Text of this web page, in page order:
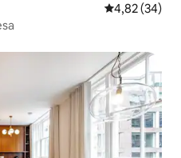
4,82 av 5 i
4,82 (34)